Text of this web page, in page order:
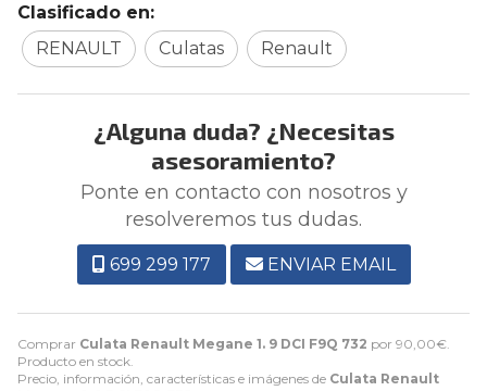
Comprar Culata Renault Megane 1. 9 DCI F9Q 732 por 90,00€
Producto en stock.
Precio, información, características e imágenes de Culata Renault
Clasificado en:
RENAULT
Culatas Renault
¿Alguna duda? ¿Necesitas
asesoramiento?
Ponte en contacto con nosotros y
resolveremos tus dudas.
699 299 177 ENVIAR EMAIL